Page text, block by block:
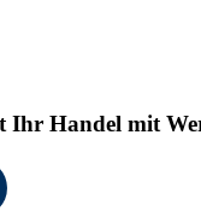
Handel mit